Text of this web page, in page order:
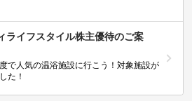
ライフスタイル株主優待のご案
で人気の温浴施設に行こう！対象施設が
た！